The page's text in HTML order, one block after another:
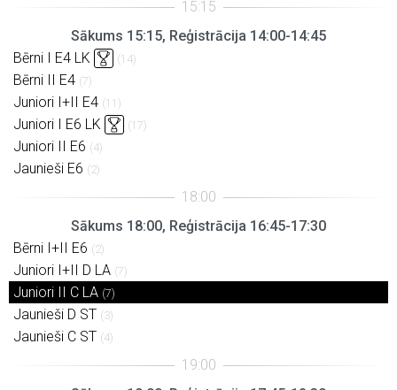
Sākums 15:15, Reģistrācija 14:00-14:45
Bērni I E4 LK
(14)
Bērni II E4 (7)
Juniori I+II E4 (11)
Juniori I E6 LK (17)
Juniori II E6 (4)
Jaunieši E6 (2)
Sākums 18:00, Reģistrācija 16:45-17:30
Bērni I+II E6 (2)
Juniori I+II D LA (7)
Juniori II C LA (7)
Jaunieši D ST (3)
Jaunieši C ST (4)